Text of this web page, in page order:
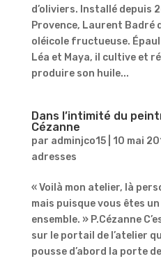
d’oliviers. Installé depuis
Provence, Laurent Badré
oléicole fructueuse.
Léa et Maya, il cultive et
produire son huile...
Dans l’intimité du
Cézanne
par adminjco15| 10 mai
adresses
« Voilà mon atelier, là
mais puisque vous êtes
ensemble. » P.Cézanne
sur le portail de l’atelier
pousse d’abord la porte